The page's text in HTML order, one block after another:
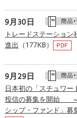
9月30日
トレードステーショ
進出
（177KB）
9月29日
日本初の「スチュワー
投信の募集を開始 ~
シップ・ファンド」募